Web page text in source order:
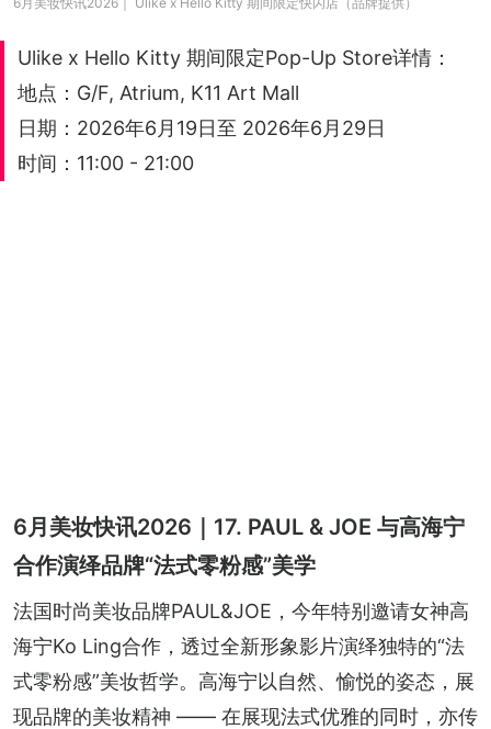
Ulike x Hello Kitty 期间限定Pop-Up Store详情：
地点：G/F, Atrium, K11 Art Mall
日期：2026年6月19日至 2026年6月29日
时间：11:00 - 21:00
6月美妆快讯2026｜17. PAUL & JOE 与高海宁
合作演绎品牌“法式零粉感”美学
法国时尚美妆品牌PAUL&JOE，今年特别邀请女神高
海宁Ko Ling合作，透过全新形象影片演绎独特的“法
式零粉感”美妆哲学。高海宁以自然、愉悦的姿态，展
现品牌的美妆精神 —— 在展现法式优雅的同时，亦传